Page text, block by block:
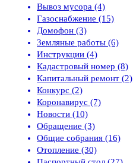
Вывоз мусора (4)
Газоснабжение (15)
Домофон (3)
Земляные работы (6)
Инструкции (4)
Кадастровый номер (8)
Капитальный ремонт (2)
Конкурс (2)
Коронавирус (7)
Новости (10)
Обращение (3)
Общие собрания (16)
Отопление (30)